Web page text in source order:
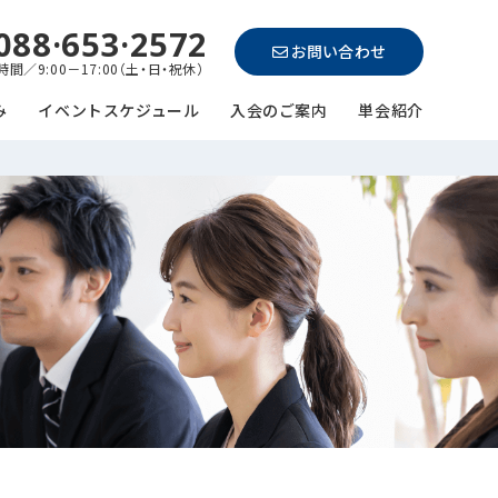
間／9:00－17:00（土・日・祝休）
お問い合わせ
イベントスケジュール 入会のご案内 単会紹介